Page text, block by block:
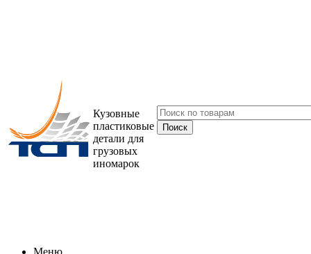
Кузовные
пластиковые
детали для
грузовых
иномарок
Меню